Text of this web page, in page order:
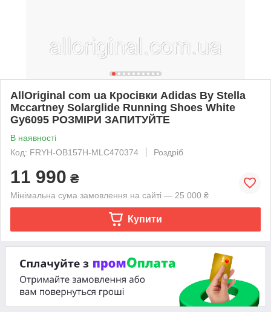
AllOriginal com ua Кросівки Adidas By Stella
Mccartney Solarglide Running Shoes White
Gy6095 РОЗМІРИ ЗАПИТУЙТЕ
В наявності
Код: FRYH-OB157H-MLC470374
Роздріб
11 990 ₴
Мінімальна сума замовлення на сайті — 25 000 ₴
Купити